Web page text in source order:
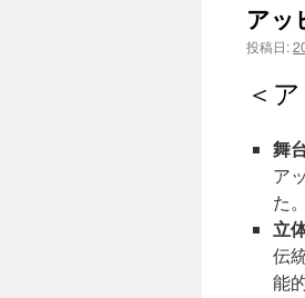
アッ
投稿日:
＜
舞
ア
た
立
伝
能